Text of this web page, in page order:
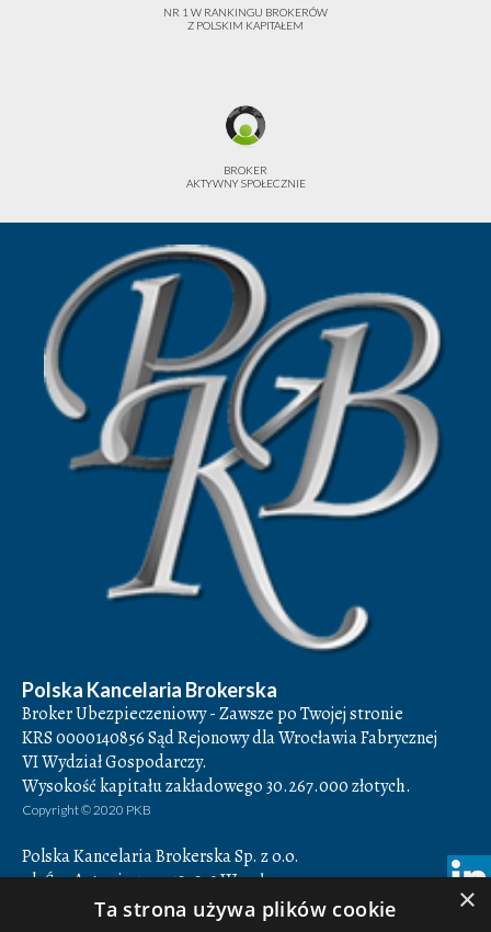
NR 1 W RANKINGU BROKERÓW
Z POLSKIM KAPITAŁEM
BROKER
AKTYWNY SPOŁECZNIE
Polska Kancelaria Brokerska
Broker Ubezpieczeniowy - Zawsze po Twojej stronie
KRS 0000140856 Sąd Rejonowy dla Wrocławia Fabrycznej
VI Wydział Gospodarczy.
Wysokość kapitału zakładowego 30.267.000 złotych.
Copyright © 2020 PKB
Polska Kancelaria Brokerska Sp. z o.o.
ul. Św. Antoniego 7,50-073Wrocław
Godziny otwarcia: 8.00-16.00
×
Ta strona używa plików cookie